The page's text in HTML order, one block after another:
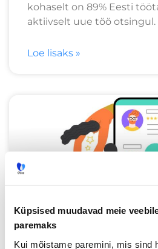
Küpsised muudavad meie
paremaks
Kui mõistame paremini, mis sind
kohaselt on 89% Eesti
aktiivselt uue töö otsingul.
Loe lisaks »